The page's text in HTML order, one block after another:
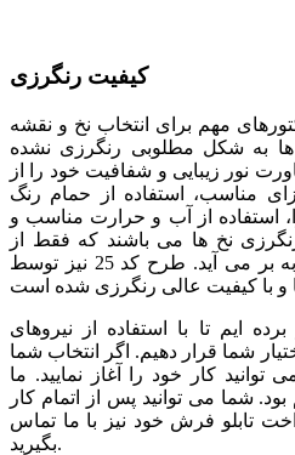
کیفیت رنگرزی
مهم برای انتخاب نخ و نقشه
به شکل مطلوبی رنگرزی نشده
نور زیبایی و شفافیت خود را از
مناسب، استفاده از حمام رنگ
استفاده از آب و حرارت مناسب و
نخ ها می باشند که فقط از
عهده یک رنگرز خبره و با تجربه بر می آید. طرح کد 25 نیز توسط
ایم تا با استفاده از نیروهای
شما قرار دهیم. اگر انتخاب شما
می توانید کار خود را آغاز نمایید. ما
بود. شما می توانید پس از اتمام کار
تابلو فرش خود نیز با ما تماس
بگیرید.